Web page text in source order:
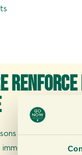
de prendre du
Un